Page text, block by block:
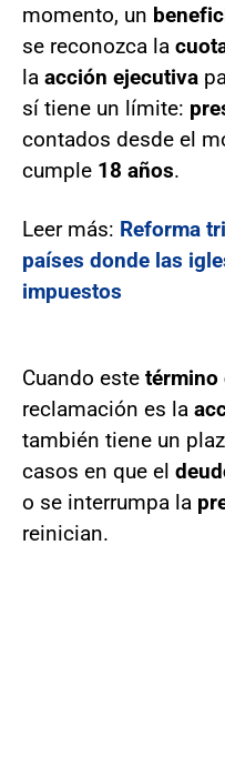
momento, un
se reconozca la
la acción ejecutiva
sí tiene un límite:
contados desde el
cumple 18 años.
Leer más: Reforma
países donde las
impuestos
Cuando este término
reclamación es la
también tiene un
casos en que el
o se interrumpa la
reinician.